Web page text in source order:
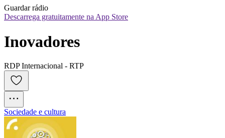
Guardar rádio
Descarrega gratuitamente na App Store
Inovadores
RDP Internacional - RTP
Sociedade e cultura